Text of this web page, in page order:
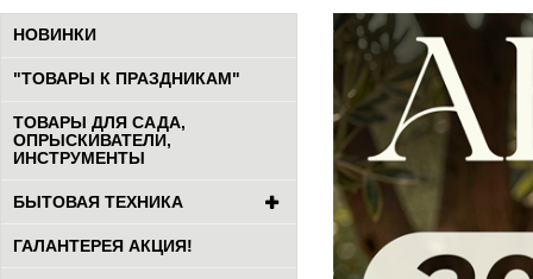
НОВИНКИ
"ТОВАРЫ К ПРАЗДНИКАМ"
ТОВАРЫ ДЛЯ САДА,
ОПРЫСКИВАТЕЛИ,
ИНСТРУМЕНТЫ
БЫТОВАЯ ТЕХНИКА
ГАЛАНТЕРЕЯ АКЦИЯ!